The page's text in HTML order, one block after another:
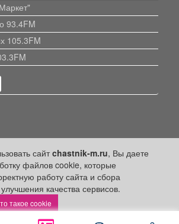
сайтchastnik-m.ru, Вы даете
файлов cookie, которые
работу сайта и сбора
качества сервисов.
такое cookie
93.4FM
105.3FM
«Реклама», «На правах рекламы»,
оплачены рекламодателем.
ответственности за достоверность
в рекламных материалах и
ООО "Частник-М"